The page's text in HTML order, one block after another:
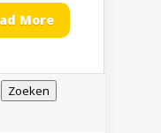
More